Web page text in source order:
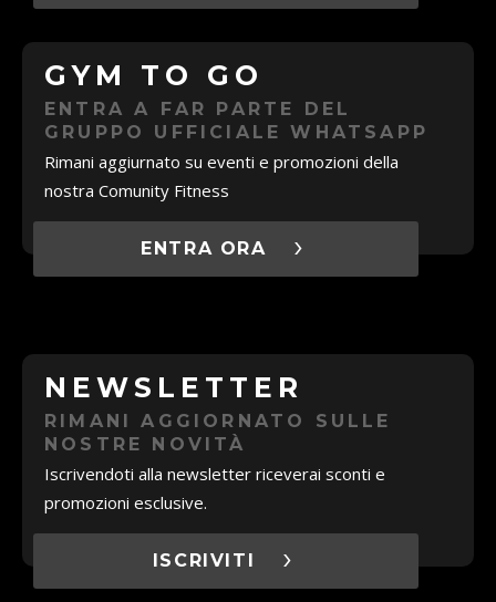
GYM TO GO
ENTRA A FAR PARTE DEL
GRUPPO UFFICIALE WHATSAPP
Rimani aggiurnato su eventi e promozioni della
nostra Comunity Fitness
ENTRA ORA
NEWSLETTER
RIMANI AGGIORNATO SULLE
NOSTRE NOVITÀ
Iscrivendoti alla newsletter riceverai sconti e
promozioni esclusive.
ISCRIVITI